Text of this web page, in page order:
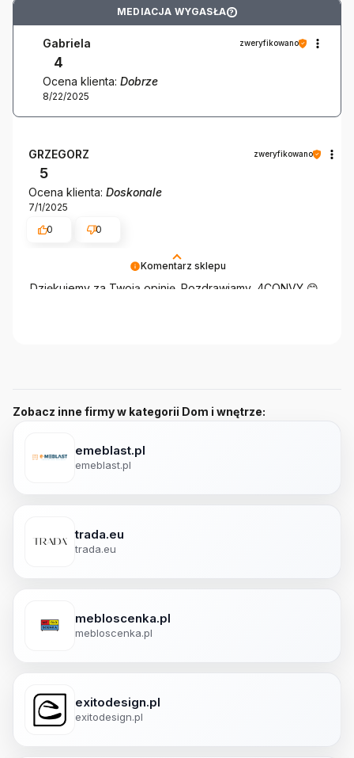
MEDIACJA WYGASŁA ?
Gabriela zweryfikowano
4
Ocena klienta: Dobrze
8/22/2025
Komentarz sklepu
Dziękujemy za Twoją opinię. Pozdrawiamy, 4CONVY 😊
GRZEGORZ zweryfikowano
5
Ocena klienta: Doskonale
7/1/2025
0
0
Zobacz inne firmy w kategorii Dom i wnętrze:
emeblast.pl
emeblast.pl
trada.eu
trada.eu
mebloscenka.pl
mebloscenka.pl
exitodesign.pl
exitodesign.pl